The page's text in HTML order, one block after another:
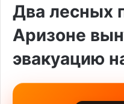
Два лесных
Аризоне
эвакуацию